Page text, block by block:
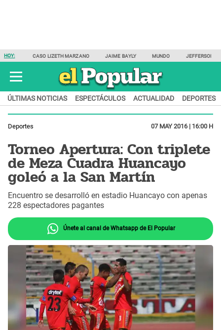
HOY: CASO LIZETH MARZANO JAIME BAYLY MUNDO JEFFERSON
ÚLTIMAS NOTICIAS ESPECTÁCULOS ACTUALIDAD DEPORTES
Deportes 07 MAY 2016 | 16:00 H
Torneo Apertura: Con triplete
de Meza Cuadra Huancayo
goleó a la San Martín
Encuentro se desarrolló en estadio Huancayo con apenas
228 espectadores pagantes
Únete al canal de Whatsapp de El Popular